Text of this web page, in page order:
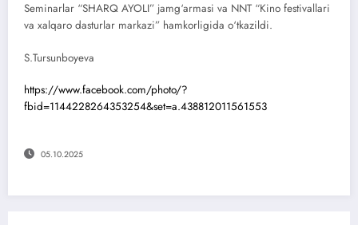
Seminarlar “SHARQ AYOLI” jamg‘armasi va NNT “Kino festivallari
va xalqaro dasturlar markazi” hamkorligida o‘tkazildi.
S.Tursunboyeva
https://www.facebook.com/photo/?
fbid=1144228264353254&set=a.438812011561553
05.10.2025